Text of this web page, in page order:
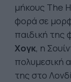
μήκους The
φορά σε
παιδική της
Χογκ, η
πολυμεσική
της στο